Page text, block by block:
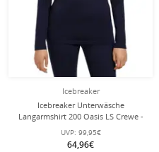
Icebreaker
Icebreaker Unterwäsche
Langarmshirt 200 Oasis LS Crewe -
Merinowolle, enganliegend -
nachtblau Damen
UVP: 99,95€
64,96€